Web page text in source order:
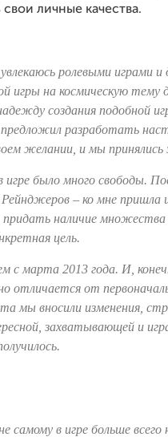
личные качества.
ролевыми играми и
игры на космическую тему
создания подобной
разработать
желании, и мы принялись
было много свободы.
Рейнджеров – ко мне пришла
наличие множества
цель.
с марта 2013 года. И,
отличается от
мы вносили изменения,
захватывающей и
самому в игре больше всего